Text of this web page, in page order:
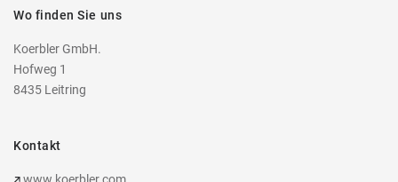
Wo finden Sie uns
Koerbler GmbH.
Hofweg 1
8435 Leitring
Kontakt